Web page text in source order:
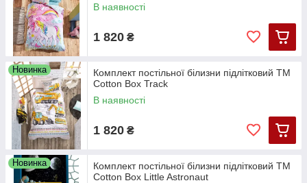
В наявності
1 820 ₴
Новинка
Комплект постільної білизни підлітковий ТМ
Cotton Box Track
В наявності
1 820 ₴
Новинка
Комплект постільної білизни підлітковий ТМ
Cotton Box Little Astronaut